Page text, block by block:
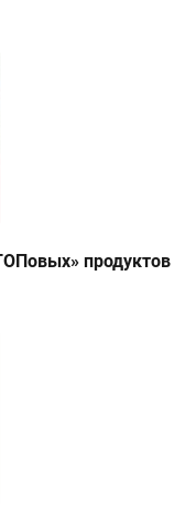
продуктов